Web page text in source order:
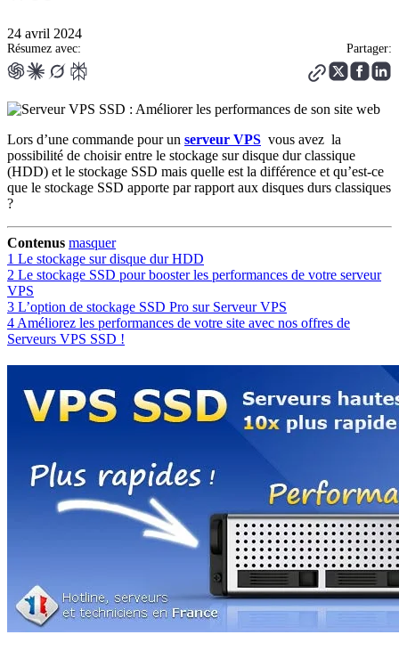
24 avril 2024
Résumez avec: Partager:
Lors d’une commande pour un serveur VPS vous avez la
possibilité de choisir entre le stockage sur disque dur classique
(HDD) et le stockage SSD mais quelle est la différence et qu’est-ce
que le stockage SSD apporte par rapport aux disques durs classiques
?
Contenus masquer
1 Le stockage sur disque dur HDD
2 Le stockage SSD pour booster les performances de votre serveur
VPS
3 L’option de stockage SSD Pro sur Serveur VPS
4 Améliorez les performances de votre site avec nos offres de
Serveurs VPS SSD !